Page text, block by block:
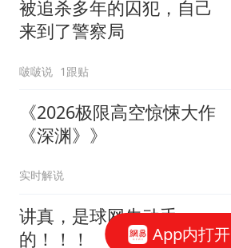
被追杀多年的囚犯，自己
来到了警察局
啵啵说 1跟贴
《2026极限高空惊悚大作
《深渊》》
实时解说
讲真，是球网先动手
的！！！
App内打开